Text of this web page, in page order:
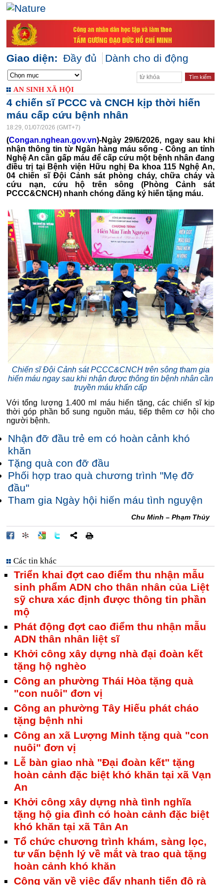
Giao diện: Đầy đủ Dành cho di động
AN SINH XÃ HỘI
4 chiến sĩ PCCC và CNCH kịp thời hiến
máu cấp cứu bệnh nhân
18:29, 01/07/2026 (GMT+7)
(Congan.nghean.gov.vn)-Ngày 29/6/2026, ngay sau khi
nhận thông tin từ Ngân hàng máu sống - Công an tỉnh
Nghệ An cần gấp máu để cấp cứu một bệnh nhân đang
điều trị tại Bệnh viện Hữu nghị Đa khoa 115 Nghệ An,
04 chiến sĩ Đội Cảnh sát phòng cháy, chữa cháy và
cứu nạn, cứu hộ trên sông (Phòng Cảnh sát
PCCC&CNCH) nhanh chóng đăng ký hiến tặng máu.
Chiến sĩ Đội Cảnh sát PCCC&CNCH trên sông tham gia
hiến máu ngay sau khi nhận được thông tin bệnh nhân cần
truyền máu khẩn cấp
Với tổng lượng 1.400 ml máu hiến tặng, các chiến sĩ kịp
thời góp phần bổ sung nguồn máu, tiếp thêm cơ hội cho
người bệnh.
Nhận đỡ đầu trẻ em có hoàn cảnh khó
khăn
Tặng quà con đỡ đầu
Phối hợp trao quà chương trình "Mẹ đỡ
đầu"
Tham gia Ngày hội hiến máu tình nguyện
Chu Minh – Phạm Thủy
Các tin khác
Triển khai đợt cao điểm thu nhận mẫu
sinh phẩm ADN cho thân nhân của Liệt
sỹ chưa xác định được thông tin phần
mộ
Phát động đợt cao điểm thu nhận mẫu
ADN thân nhân liệt sĩ
Khởi công xây dựng nhà đại đoàn kết
tặng hộ nghèo
Công an phường Thái Hòa tặng quà
"con nuôi" đơn vị
Công an phường Tây Hiếu phát cháo
tặng bệnh nhi
Công an xã Lượng Minh tặng quà "con
nuôi" đơn vị
Lễ bàn giao nhà "Đại đoàn kết" tặng
hoàn cảnh đặc biệt khó khăn tại xã Vạn
An
Khởi công xây dựng nhà tình nghĩa
tặng hộ gia đình có hoàn cảnh đặc biệt
khó khăn tại xã Tân An
Tổ chức chương trình khám, sàng lọc,
tư vấn bệnh lý về mắt và trao quà tặng
hoàn cảnh khó khăn
Công văn về việc đẩy nhanh tiến độ rà